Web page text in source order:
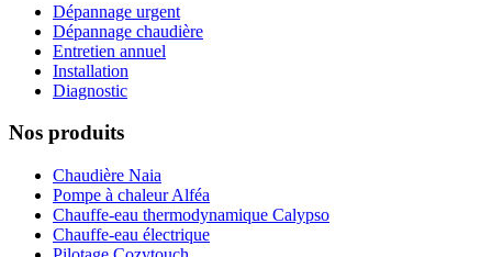
Dépannage urgent
Dépannage chaudière
Entretien annuel
Installation
Diagnostic
Nos produits
Chaudière Naia
Pompe à chaleur Alféa
Chauffe-eau thermodynamique Calypso
Chauffe-eau électrique